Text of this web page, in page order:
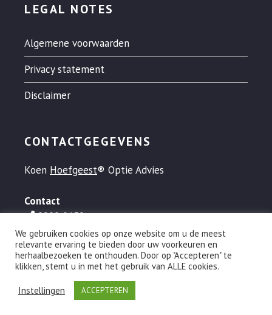
LEGAL NOTES
Algemene voorwaarden
Privacy statement
Disclaimer
CONTACTGEGEVENS
Koen Hoefgeest® Optie Advies
Contact
0900 0130
info@hoefgeest.nl
© 1995-2026 Koen Hoefgeest® Optie Advies • "Rien ne va plus,
het geld is niet meer van U nu!®"
We gebruiken cookies op onze website om u de meest
relevante ervaring te bieden door uw voorkeuren en
herhaalbezoeken te onthouden. Door op "Accepteren" te
klikken, stemt u in met het gebruik van ALLE cookies.
Instellingen ACCEPTEREN